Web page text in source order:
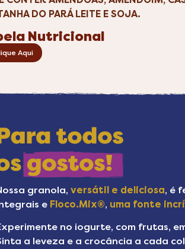
DO PARÁ LEITE E SOJA.
Nutricional
Aqui
granola, versátil e deliciosa, é
e Floco.Mix®, uma fonte
no iogurte, com frutas,
a leveza e a crocância a cada